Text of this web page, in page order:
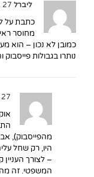
ליברל
כתבת על
מחוסר
כמובן לא נכון – הוא
נותרו בגבולות פייסבוק
27 בספטמבר 2013 at 17:56
מהפייסבוק),
היו, רק שחל
– לצורך
המשפטי. זה